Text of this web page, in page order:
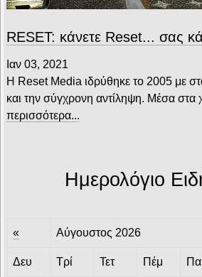
RESET: κάνετε Reset... σας
Ιαν 03, 2021
Η Reset Media ιδρύθηκε το 2005 με
και την σύγχρονη αντίληψη. Μέσα στα
περισσότερα...
Ημερολόγιο
« Αύγουστος 2026
Δευ Τρί Τετ Πέμ